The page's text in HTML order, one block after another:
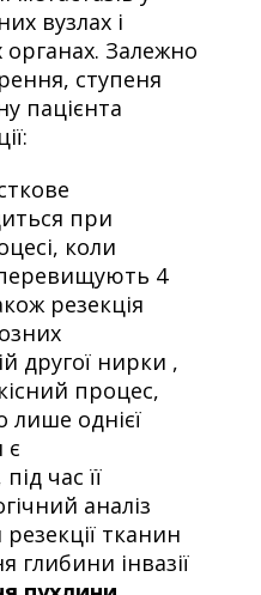
вузлах і
органах. Залежно
ступеня
пацієнта
при
коли
4
резекція
другої нирки ,
процес,
лише однієї
є
час її
аналіз
тканин
інвазії